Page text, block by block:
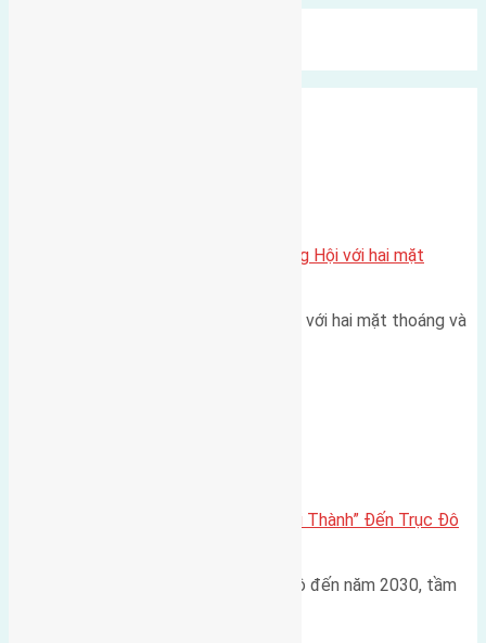
Một vị trí hiếm còn lại tại X1 Đông Hội với hai mặt
Một góc tái định cư X1 Đông Hội với hai mặt thoáng và
Đông Anh 2026: Từ “Huyện Ngoại Thành” Đến Trục Đô
Trong bối cảnh Quy hoạch Thủ đô đến năm 2030, tầm